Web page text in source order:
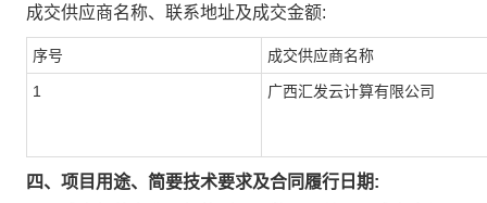
成交供应商名称、联系地址及成交金额:
序号 成交供应商名称
1 广西汇发云计算有限公司
四、项目用途、简要技术要求及合同履行日期: